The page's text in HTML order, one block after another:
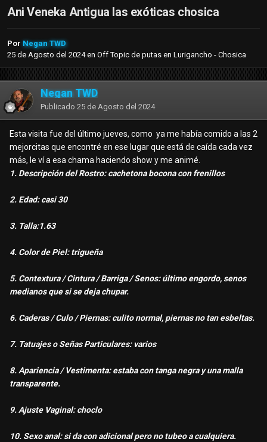
Ani Veneka Antigua las exóticas chosica
Por Negan TWD
25 de Agosto del 2024en Off Topic de putas en Lurigancho - Chosica
Negan TWD
Publicado 25 de Agosto del 2024
Esta visita fue del último jueves, como ya me había comido a las 2
mejorcitas que encontré en ese lugar que está de caída cada vez
más, le ví a esa chama haciendo show y me animé.
1. Descripción del Rostro: cachetona bocona con frenillos
2. Edad: casi 30
3. Talla:1.63
4. Color de Piel: trigueña
5. Contextura / Cintura / Barriga / Senos: último engordo, senos
medianos que si se deja chupar.
6. Caderas / Culo / Piernas: culito normal, piernas no tan esbeltas.
7. Tatuajes o Señas Particulares: varios
8. Apariencia / Vestimenta: estaba con tanga negra y una malla
transparente.
9. Ajuste Vaginal: choclo
10. Sexo anal: si da con adicional pero no tubeo a cualquiera.